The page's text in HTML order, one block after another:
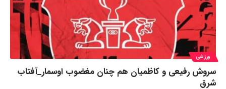
ورزشی
سروش رفیعی و کاظمیان هم چنان مغضوب اوسمار_آفتاب
شرق